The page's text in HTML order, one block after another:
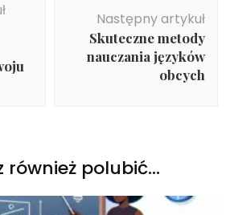
Następny artykuł
Skuteczne metody
nauczania języków
obcych
również polubić…